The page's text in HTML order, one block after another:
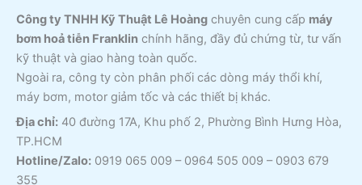
Công ty TNHH Kỹ Thuật Lê Hoàng chuyên cung cấp máy
bơm hoả tiễn Franklin chính hãng, đầy đủ chứng từ, tư vấn
kỹ thuật và giao hàng toàn quốc.
Ngoài ra, công ty còn phân phối các dòng máy thổi khí,
máy bơm, motor giảm tốc và các thiết bị khác.
Địa chỉ: 40 đường 17A, Khu phố 2, Phường Bình Hưng Hòa,
TP.HCM
Hotline/Zalo: 0919 065 009 – 0964 505 009 – 0903 679
355